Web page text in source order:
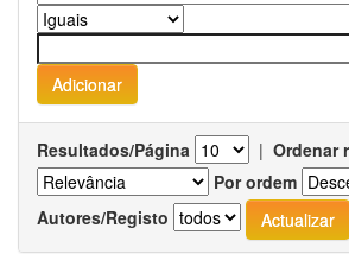
Resultados/Página | Ordenar
Por ordem
Autores/Registo